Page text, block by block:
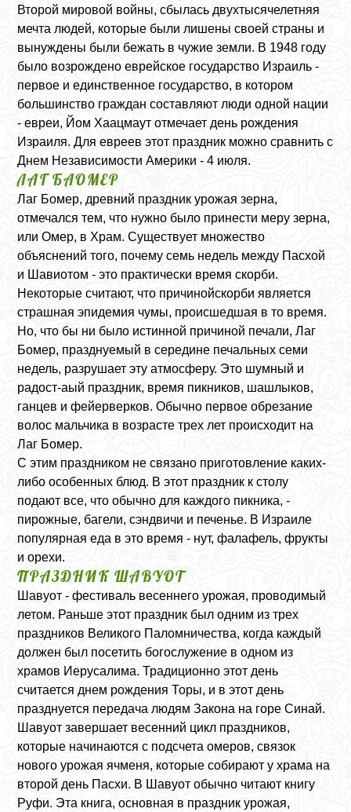
Второй мировой войны, сбылась двухтысячелетняя
мечта людей, которые были лишены своей страны и
вынуждены были бежать в чужие земли. В 1948 году
было возрождено еврейское государство Израиль -
первое и единственное государство, в котором
большинство граждан составляют люди одной нации
- евреи, Йом Хаацмаут отмечает день рождения
Израиля. Для евреев этот праздник можно сравнить с
Днем Независимости Америки - 4 июля.
ЛАГ БАОМЕР
Лаг Бомер, древний праздник урожая зерна,
отмечался тем, что нужно было принести меру зерна,
или Омер, в Храм. Существует множество
объяснений того, почему семь недель между Пасхой
и Шавиотом - это практически время скорби.
Некоторые считают, что причинойскорби является
страшная эпидемия чумы, происшедшая в то время.
Но, что бы ни было истинной причиной печали, Лаг
Бомер, празднуемый в середине печальных семи
недель, разрушает эту атмосферу. Это шумный и
радост-аый праздник, время пикников, шашлыков,
ганцев и фейерверков. Обычно первое обрезание
волос мальчика в возрасте трех лет происходит на
Лаг Бомер.
С этим праздником не связано приготовление каких-
либо особенных блюд. В этот праздник к столу
подают все, что обычно для каждого пикника, -
пирожные, багели, сэндвичи и печенье. В Израиле
популярная еда в это время - нут, фалафель, фрукты
и орехи.
ПРАЗДНИК ШАВУОТ
Шавуот - фестиваль весеннего урожая, проводимый
летом. Раньше этот праздник был одним из трех
праздников Великого Паломничества, когда каждый
должен был посетить богослужение в одном из
храмов Иерусалима. Традиционно этот день
считается днем рождения Торы, и в этот день
празднуется передача людям Закона на горе Синай.
Шавуот завершает весенний цикл праздников,
которые начинаются с подсчета омеров, связок
нового урожая ячменя, которые собирают у храма на
второй день Пасхи. В Шавуот обычно читают книгу
Руфи. Эта книга, основная в праздник урожая,